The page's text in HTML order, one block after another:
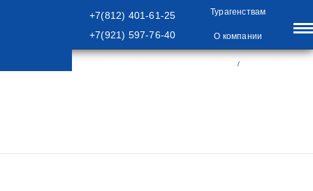
+7(812) 401-61-25
+7(921) 597-76-40
/
Турагенствам
О компании